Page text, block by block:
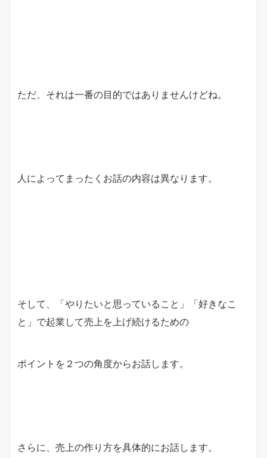
ただ、それは一番の目的ではありませんけどね。
人によってまったくお話の内容は異なります。
そして、「やりたいと思っていること」「好きなこ
と」で起業して売上を上げ続けるための
ポイントを２つの角度からお話します。
さらに、売上の作り方を具体的にお話します。